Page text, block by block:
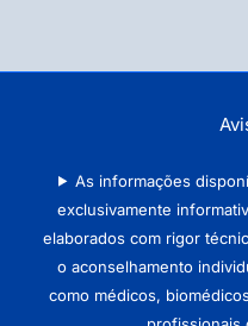
As informações
exclusivamente
elaborados com rigor
o aconselhamento
como médicos,